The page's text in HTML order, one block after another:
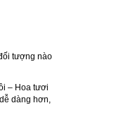
tượng nào
– Hoa tươi
dàng hơn,